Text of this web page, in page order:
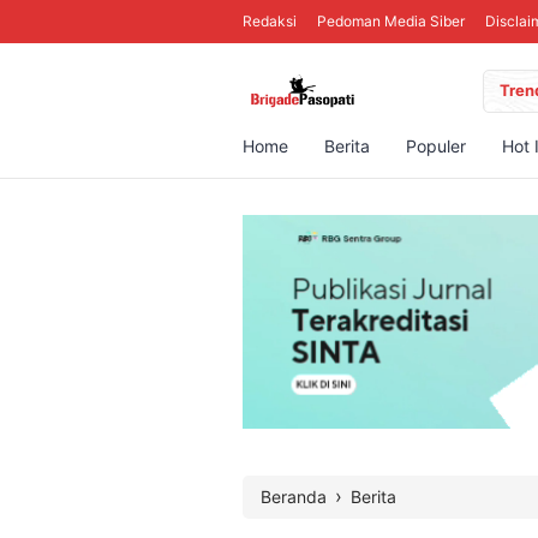
Redaksi Pedoman Media Siber
Home Berita Populer Hot
Beranda › Berita